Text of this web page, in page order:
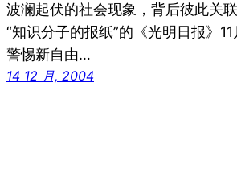
波澜起伏的社会现象，背后彼此关
“知识分子的报纸”的《光明日报》11
警惕新自由…
14 12 月, 2004